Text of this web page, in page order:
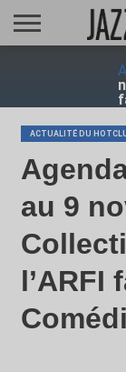
ACTUALITÉ DU
au 9
l’ARFI